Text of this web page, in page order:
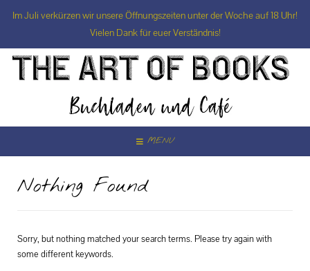
Im Juli verkürzen wir unsere Öffnungszeiten unter der Woche auf 18 Uhr!
Vielen Dank für euer Verständnis!
Skip
MENU
Nothing Found
Sorry, but nothing matched your search terms. Please try again with
some different keywords.